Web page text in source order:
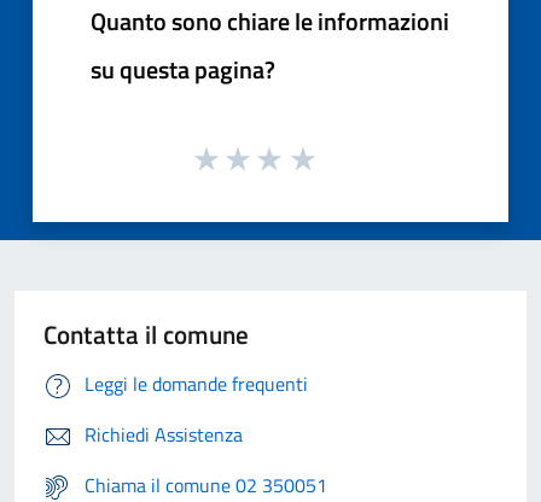
Quanto sono chiare le informazioni
su questa pagina?
Contatta il comune
Leggi le domande frequenti
Richiedi Assistenza
Chiama il comune 02 350051